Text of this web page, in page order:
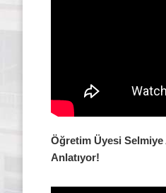
Öğretim Üyesi Selmiye
Anlatıyor!